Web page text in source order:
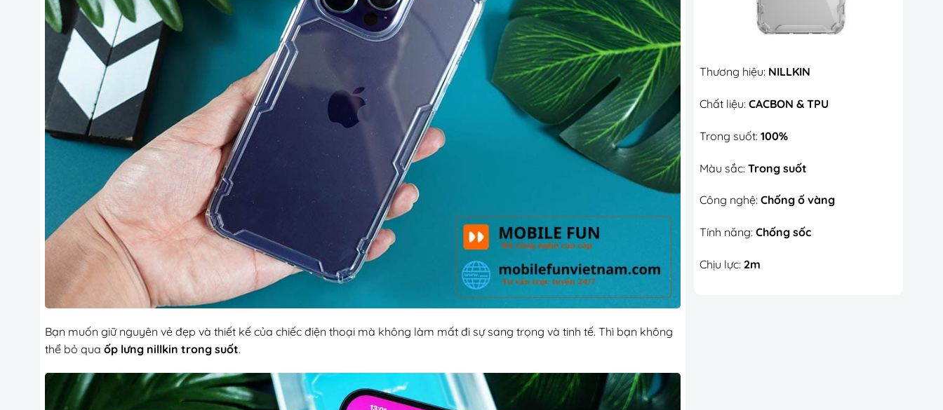
Bạn muốn giữ nguyên vẻ đẹp và thiết kế của chiếc điện thoại mà không làm mất đi sự sang trọng và tinh tế. Thì bạn không
thể bỏ qua ốp lưng nillkin trong suốt.
Thương hiệu: NILLKIN
Chất liệu: CACBON & TPU
Trong suốt: 100%
Màu sắc: Trong suốt
Công nghệ: Chống ố vàng
Tính năng: Chống sốc
Chịu lực: 2m